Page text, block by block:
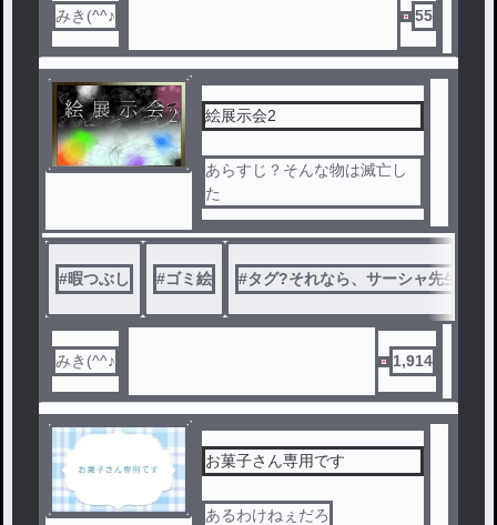
みき(^^♪ 55
絵展示会2
あらすじ？そんな物は滅亡し
た
#暇つぶし #ゴミ絵 #タグ?それなら、サーシャ先生が
みき(^^♪ 1,914
お菓子さん専用です
あるわけねぇだろ